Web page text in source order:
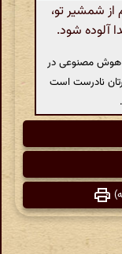
شمشیر تو،
آلوده شود.
هوش مصنوعی در
نادرست است